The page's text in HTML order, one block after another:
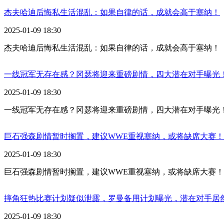
杰夫哈迪后悔私生活混乱：如果自律的话，成就会高于塞纳！
2025-01-09 18:30
杰夫哈迪后悔私生活混乱：如果自律的话，成就会高于塞纳！
一线冠军无存在感？冈瑟将迎来重磅剧情，四大潜在对手曝光！
2025-01-09 18:30
一线冠军无存在感？冈瑟将迎来重磅剧情，四大潜在对手曝光！
巨石强森剧情暂时搁置，建议WWE重视塞纳，或将缺席大赛！
2025-01-09 18:30
巨石强森剧情暂时搁置，建议WWE重视塞纳，或将缺席大赛！
摔角狂热比赛计划疑似泄露，罗曼备用计划曝光，潜在对手居
2025-01-09 18:30